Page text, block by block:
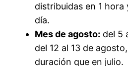
distribuidas en 1 hora
día.
Mes de agosto: del 5
del 12 al 13 de
duración que en julio.